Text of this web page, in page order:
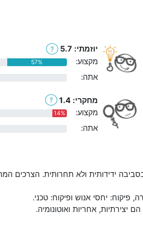
יוזמתי: 5.7 ?
מקצוע: 57%
אתה:
מחקרי: 1.4 ?
מקצוע: 14%
אתה:
ידידותית ולא תחרותית. הצרכים
יחסי אנוש ופיקוח: טכני.
אחריות ואוטונומיה.